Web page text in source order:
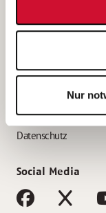
Nur
Bewerbung als
AWO Gliederungen
Impressum
Datenschutz
Social Media